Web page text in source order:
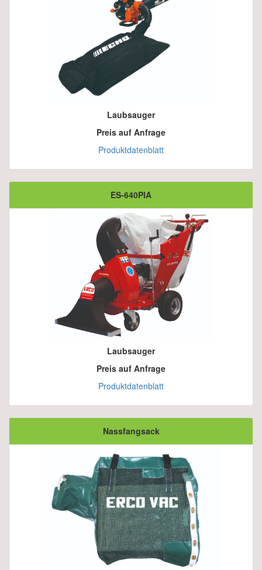
Laubsauger
Preis auf Anfrage
Produktdatenblatt
ES-640PIA
Laubsauger
Preis auf Anfrage
Produktdatenblatt
Nassfangsack